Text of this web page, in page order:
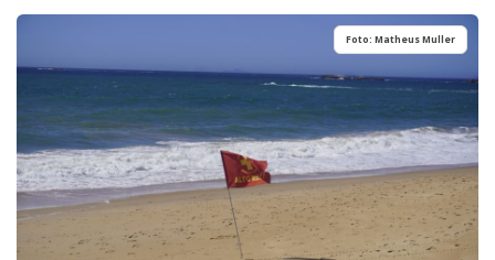
Foto: Matheus Muller